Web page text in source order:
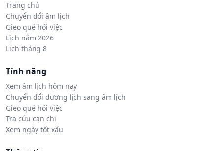
Trang chủ
Chuyển đổi âm lịch
Gieo quẻ hỏi việc
Lịch năm 2026
Lịch tháng 8
Tính năng
Xem âm lịch hôm nay
Chuyển đổi dương lịch sang âm lịch
Gieo quẻ hỏi việc
Tra cứu can chi
Xem ngày tốt xấu